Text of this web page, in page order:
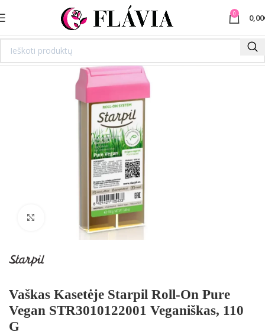
0 0,00
Spustelėkite norėdami padidinti
Vaškas Kasetėje Starpil Roll-On Pure
Vegan STR3010122001 Veganiškas, 110
G